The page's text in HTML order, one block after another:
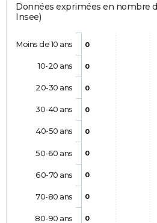
Données exprimées en nombre
Insee)
0
0
0
0
0
0
0
0
0
Moins de 10 ans
10-20 ans
20-30 ans
30-40 ans
40-50 ans
50-60 ans
60-70 ans
70-80 ans
80-90 ans